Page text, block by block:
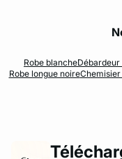
Robe blancheDébardeur
Robe longue noireChemisier